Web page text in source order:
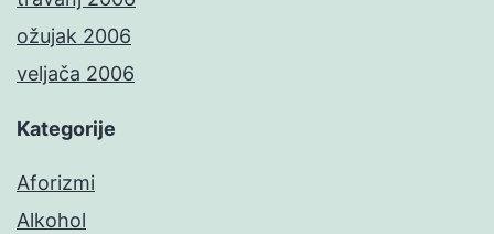
ožujak 2006
veljača 2006
Kategorije
Aforizmi
Alkohol